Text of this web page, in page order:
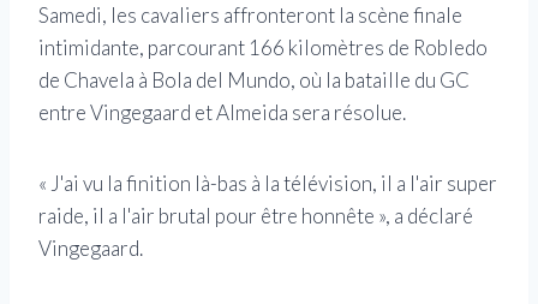
Samedi, les cavaliers affronteront la scène finale
intimidante, parcourant 166 kilomètres de Robledo
de Chavela à Bola del Mundo, où la bataille du GC
entre Vingegaard et Almeida sera résolue.
« J'ai vu la finition là-bas à la télévision, il a l'air super
raide, il a l'air brutal pour être honnête », a déclaré
Vingegaard.